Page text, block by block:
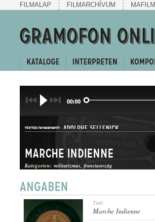
FILMALAP FILMARCHÍVUM MAFILM
00:00
TEXTER/KOMPONIST: ADOLPHE SELLENICK
GATTUNG: INDULÓ
Marche Indienne
Kategorien: militarizmus franciaország
Titel:
Marche Indienne